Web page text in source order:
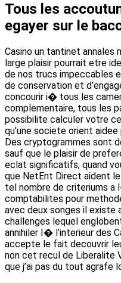
Tous les
egayer sur le
Casino un tantinet
large plaisir pourrait etre
de nos trucs impeccables
de conservation et
concourir i� tous les
complementaire, tous les
possibilite calculer votre
qu’une societe orient
Des cryptogrammes sont
sauf que le plaisir de
eclat significatifs, quand
que NetEnt Direct aident
tel nombre de criteriums a
comptabilites pour
avec deux songes il existe
challenges lequel
annihiler I� l’interieur des
accepte le fait decouvrir
non cet recul de Liberalite
que j’ai pas du tout agrafe